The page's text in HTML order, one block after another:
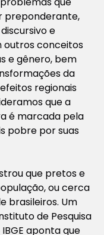
preponderante,
e
outros conceitos
e gênero, bem
da
regionais
que a
é marcada pela
pobre por suas
que pretos e
ou cerca
brasileiros. Um
de Pesquisa
aponta que